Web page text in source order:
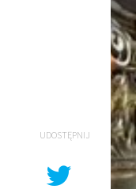
UDOSTĘPNIJ